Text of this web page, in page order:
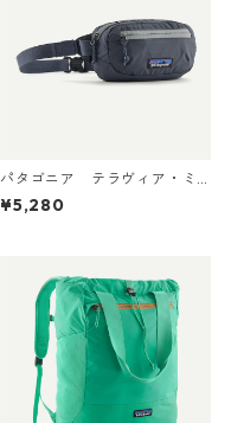
パタゴニア テラヴィア・ミ
ニ・ヒップ・パック 1L (カラ
ー Smolder Blue) Patagonia
¥5,280